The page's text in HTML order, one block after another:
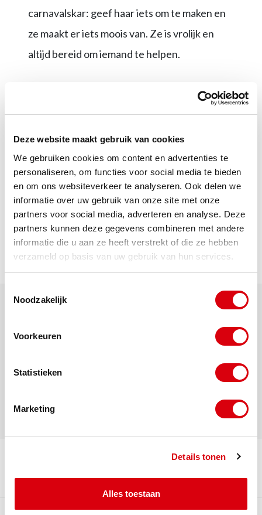
Deze website maakt gebruik van cookies
We gebruiken cookies om content en advertenties te
personaliseren, om functies voor social media te bieden
en om ons websiteverkeer te analyseren. Ook delen we
informatie over uw gebruik van onze site met onze
partners voor social media, adverteren en analyse. Deze
partners kunnen deze gegevens combineren met andere
informatie die u aan ze heeft verstrekt of die ze hebben
verzameld op basis van uw gebruik van hun services.
Noodzakelijk
Voorkeuren
Statistieken
Marketing
Details tonen
Alles toestaan
carnavalskar: geef haar iets om te maken en
ze maakt er iets moois van. Ze is vrolijk en
altijd bereid om iemand te helpen.
mbo naar hbo en door naar een master: als
doet wat ze zegt. En ze zegt wat ze denkt.
Heel prettig, want bij REIN weten we precies
wat we aan haar hebben.